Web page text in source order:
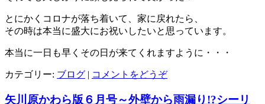
とにかくコロナが落ち着いて、家に戻れたら、
その時は本当に盛大にお祝いしたいと思っています。
本当に一日も早くその日が来てくれますように・・・
カテゴリー: ブログ | コメントをどうぞ
矢川原かわら版６月号～外壁から雨漏り!?シーリ